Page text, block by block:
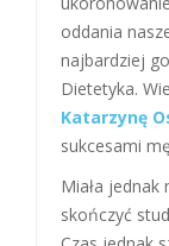
oddania
najbardziej
Dietetyka.
Katarzynę
sukcesami
Miała jednak
skończyć